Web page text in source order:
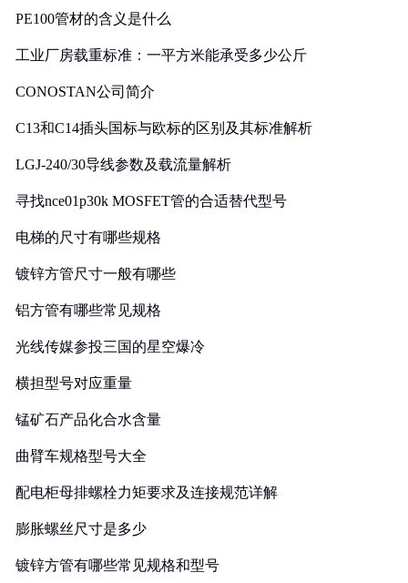
PE100管材的含义是什么
工业厂房载重标准：一平方米能承受多少公斤
CONOSTAN公司简介
C13和C14插头国标与欧标的区别及其标准解析
LGJ-240/30导线参数及载流量解析
寻找nce01p30k MOSFET管的合适替代型号
电梯的尺寸有哪些规格
镀锌方管尺寸一般有哪些
铝方管有哪些常见规格
光线传媒参投三国的星空爆冷
横担型号对应重量
锰矿石产品化合水含量
曲臂车规格型号大全
配电柜母排螺栓力矩要求及连接规范详解
膨胀螺丝尺寸是多少
镀锌方管有哪些常见规格和型号